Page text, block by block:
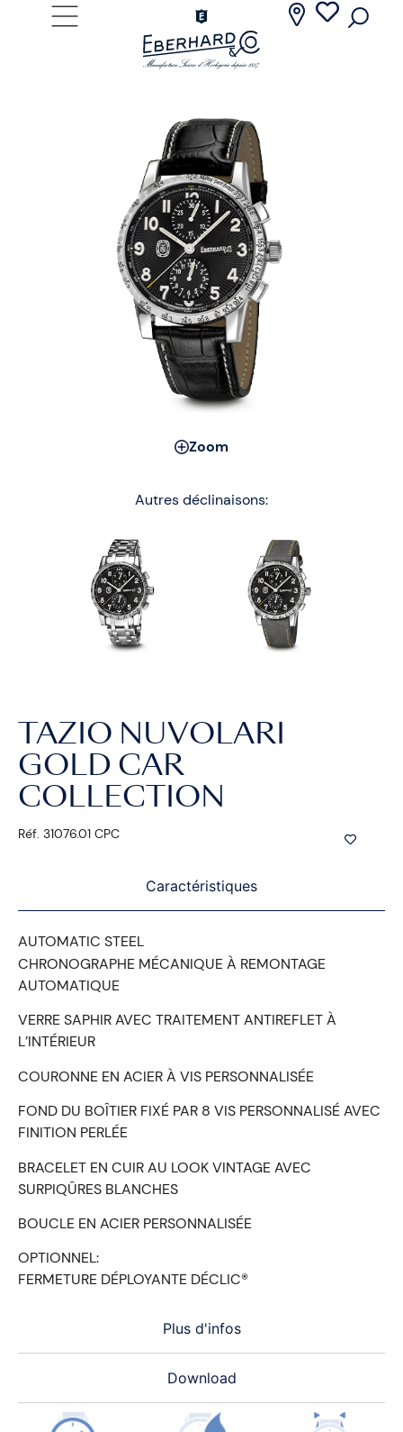
Zoom
Autres déclinaisons:
TAZIO NUVOLARI
GOLD CAR
COLLECTION
Réf. 31076.01 CPC
Caractéristiques
Plus d'infos
Download
AUTOMATIC STEEL
CHRONOGRAPHE MÉCANIQUE À REMONTAGE
AUTOMATIQUE
VERRE SAPHIR AVEC TRAITEMENT ANTIREFLET À
L’INTÉRIEUR
COURONNE EN ACIER À VIS PERSONNALISÉE
FOND DU BOÎTIER FIXÉ PAR 8 VIS PERSONNALISÉ AVEC
FINITION PERLÉE
BRACELET EN CUIR AU LOOK VINTAGE AVEC
SURPIQÛRES BLANCHES
BOUCLE EN ACIER PERSONNALISÉE
OPTIONNEL:
FERMETURE DÉPLOYANTE DÉCLIC®